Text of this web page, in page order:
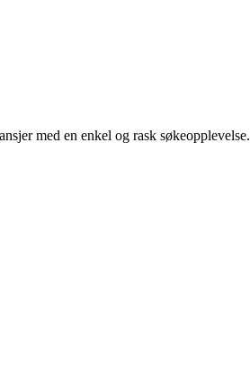
med en enkel og rask søkeopplevelse.